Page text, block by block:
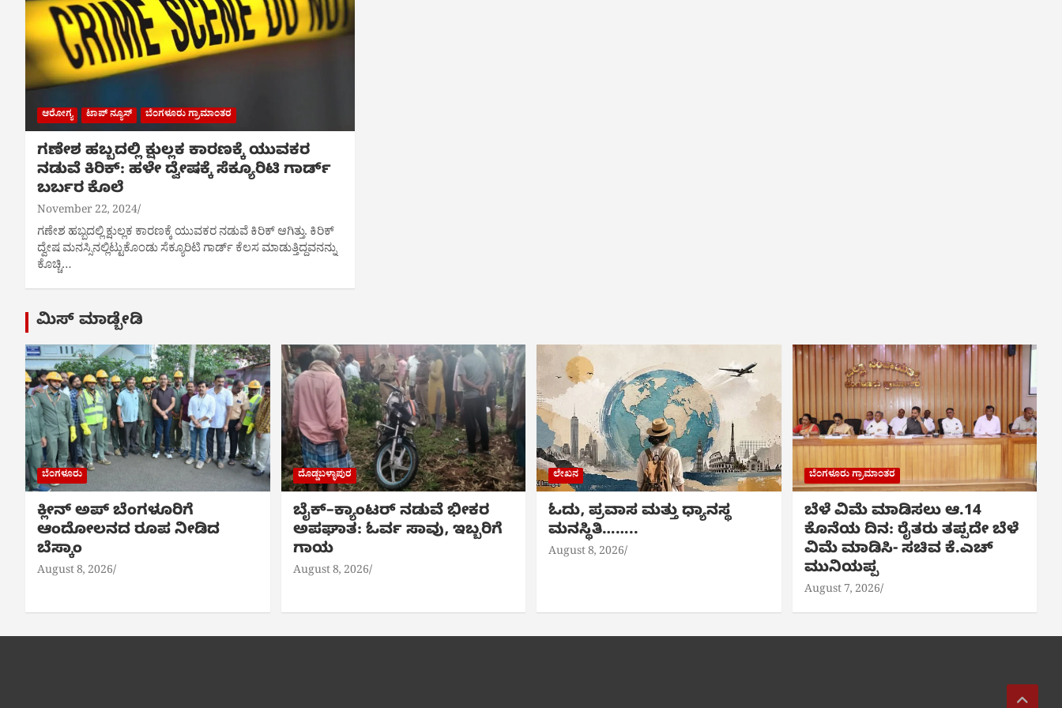
ಆರೋಗ್ಯ ಟಾಪ್ ನ್ಯೂಸ್ ಬೆಂಗಳೂರು ಗ್ರಾಮಾಂತರ
ಗಣೇಶ ಹಬ್ಬದಲ್ಲಿ ಕ್ಷುಲ್ಲಕ ಕಾರಣಕ್ಕೆ ಯುವಕರ
ನಡುವೆ ಕಿರಿಕ್: ಹಳೇ ದ್ವೇಷಕ್ಕೆ ಸೆಕ್ಯೂರಿಟಿ ಗಾರ್ಡ್
ಬರ್ಬರ ಕೊಲೆ
November 22, 2024
ಗಣೇಶ ಹಬ್ಬದಲ್ಲಿ ಕ್ಷುಲ್ಲಕ ಕಾರಣಕ್ಕೆ ಯುವಕರ ನಡುವೆ ಕಿರಿಕ್ ಆಗಿತ್ತು. ಕಿರಿಕ್
ದ್ವೇಷ ಮನಸ್ಸಿನಲ್ಲಿಟ್ಟುಕೊಂಡು ಸೆಕ್ಯೂರಿಟಿ ಗಾರ್ಡ್ ಕೆಲಸ‌ ಮಾಡುತ್ತಿದ್ದವನನ್ನು
ಕೊಚ್ಚಿ…
ಮಿಸ್ ಮಾಡ್ಬೇಡಿ
ಬೆಂಗಳೂರು
ಕ್ಲೀನ್ ಅಪ್ ಬೆಂಗಳೂರಿಗೆ
ಆಂದೋಲನದ ರೂಪ ನೀಡಿದ
ಬೆಸ್ಕಾಂ
August 8, 2026
ದೊಡ್ಡಬಳ್ಳಾಪುರ
ಬೈಕ್‌–ಕ್ಯಾಂಟರ್ ನಡುವೆ ಭೀಕರ
ಅಪಘಾತ: ಓರ್ವ ಸಾವು, ಇಬ್ಬರಿಗೆ
ಗಾಯ
August 8, 2026
ಲೇಖನ
ಓದು, ಪ್ರವಾಸ ಮತ್ತು ಧ್ಯಾನಸ್ಥ
ಮನಸ್ಥಿತಿ……..
August 8, 2026
ಬೆಂಗಳೂರು ಗ್ರಾಮಾಂತರ
ಬೆಳೆ ವಿಮೆ ಮಾಡಿಸಲು ಆ.14
ಕೊನೆಯ ದಿನ: ರೈತರು ತಪ್ಪದೇ ಬೆಳೆ
ವಿಮೆ ಮಾಡಿಸಿ- ಸಚಿವ ಕೆ.ಎಚ್
ಮುನಿಯಪ್ಪ
August 7, 2026